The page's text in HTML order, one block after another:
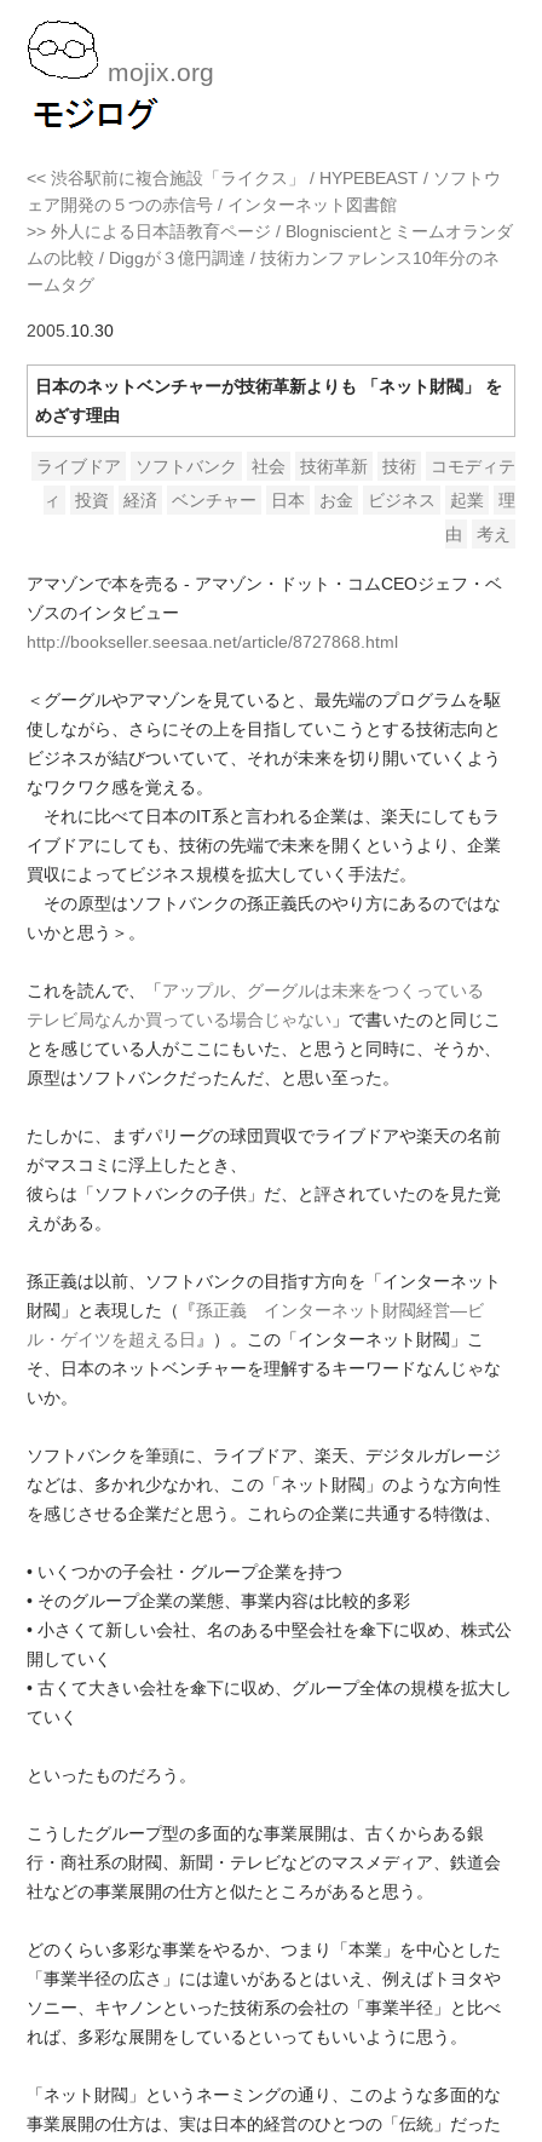
mojix.org
<< 渋谷駅前に複合施設「ライクス」 / HYPEBEAST / ソフトウ
ェア開発の５つの赤信号 / インターネット図書館
>> 外人による日本語教育ページ / Blogniscientとミームオランダ
ムの比較 / Diggが３億円調達 / 技術カンファレンス10年分のネ
ームタグ
2005 .10.30
日本のネットベンチャーが技術革新よりも 「ネット財閥」 を
めざす理由
ライブドア ソフトバンク 社会 技術革新 技術
コモディテ
ィ
投資 経済 ベンチャー 日本 お金 ビジネス 起業
理
由
考え
アマゾンで本を売る - アマゾン・ドット・コムCEOジェフ・ベ
ゾスのインタビュー
http://bookseller.seesaa.net/article/8727868.html
＜グーグルやアマゾンを見ていると、最先端のプログラムを駆
使しながら、さらにその上を目指していこうとする技術志向と
ビジネスが結びついていて、それが未来を切り開いていくよう
なワクワク感を覚える。
それに比べて日本のIT系と言われる企業は、楽天にしてもラ
イブドアにしても、技術の先端で未来を開くというより、企業
買収によってビジネス規模を拡大していく手法だ。
その原型はソフトバンクの孫正義氏のやり方にあるのではな
いかと思う＞。
これを読んで、「アップル、グーグルは未来をつくっている
テレビ局なんか買っている場合じゃない 」で書いたのと同じこ
とを感じている人がここにもいた、と思うと同時に、そうか、
原型はソフトバンクだったんだ、と思い至った。
たしかに、まずパリーグの球団買収でライブドアや楽天の名前
がマスコミに浮上したとき、
彼らは「ソフトバンクの子供」だ、と評されていたのを見た覚
えがある。
孫正義は以前、ソフトバンクの目指す方向を「インターネット
財閥」と表現した（『孫正義 インターネット財閥経営―ビ
ル・ゲイツを超える日 』）。この「インターネット財閥」こ
そ、日本のネットベンチャーを理解するキーワードなんじゃな
いか。
ソフトバンクを筆頭に、ライブドア、楽天、デジタルガレージ
などは、多かれ少なかれ、この「ネット財閥」のような方向性
を感じさせる企業だと思う。これらの企業に共通する特徴は、
• いくつかの子会社・グループ企業を持つ
• そのグループ企業の業態、事業内容は比較的多彩
• 小さくて新しい会社、名のある中堅会社を傘下に収め、株式公
開していく
• 古くて大きい会社を傘下に収め、グループ全体の規模を拡大し
ていく
といったものだろう。
こうしたグループ型の多面的な事業展開は、古くからある銀
行・商社系の財閥、新聞・テレビなどのマスメディア、鉄道会
社などの事業展開の仕方と似たところがあると思う。
どのくらい多彩な事業をやるか、つまり「本業」を中心とした
「事業半径の広さ」には違いがあるとはいえ、例えばトヨタや
ソニー、キヤノンといった技術系の会社の「事業半径」と比べ
れば、多彩な展開をしているといってもいいように思う。
「ネット財閥」というネーミングの通り、このような多面的な
事業展開の仕方は、実は日本的経営のひとつの「伝統」だった